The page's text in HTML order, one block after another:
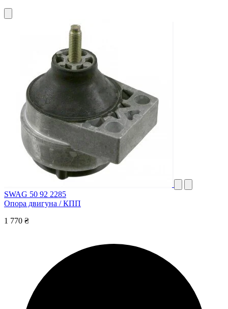
SWAG 50 92 2285
Опора двигуна / КПП
1 770 ₴